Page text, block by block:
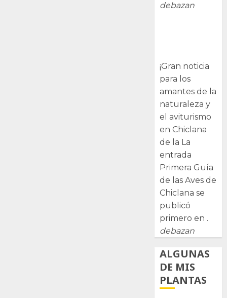
debazan
¡Gran noticia
para los
amantes de la
naturaleza y
el aviturismo
en Chiclana
de la La
entrada
Primera Guía
de las Aves de
Chiclana se
publicó
primero en .
debazan
ALGUNAS
DE MIS
PLANTAS